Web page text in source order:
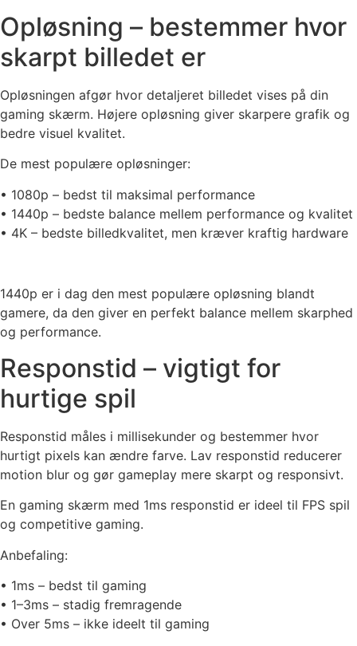
Opløsning – bestemmer hvor
skarpt billedet er
Opløsningen afgør hvor detaljeret billedet vises på din
gaming skærm. Højere opløsning giver skarpere grafik og
bedre visuel kvalitet.
De mest populære opløsninger:
• 1080p – bedst til maksimal performance
• 1440p – bedste balance mellem performance og kvalitet
• 4K – bedste billedkvalitet, men kræver kraftig hardware
1440p er i dag den mest populære opløsning blandt
gamere, da den giver en perfekt balance mellem skarphed
og performance.
Responstid – vigtigt for
hurtige spil
Responstid måles i millisekunder og bestemmer hvor
hurtigt pixels kan ændre farve. Lav responstid reducerer
motion blur og gør gameplay mere skarpt og responsivt.
En gaming skærm med 1ms responstid er ideel til FPS spil
og competitive gaming.
Anbefaling:
• 1ms – bedst til gaming
• 1–3ms – stadig fremragende
• Over 5ms – ikke ideelt til gaming